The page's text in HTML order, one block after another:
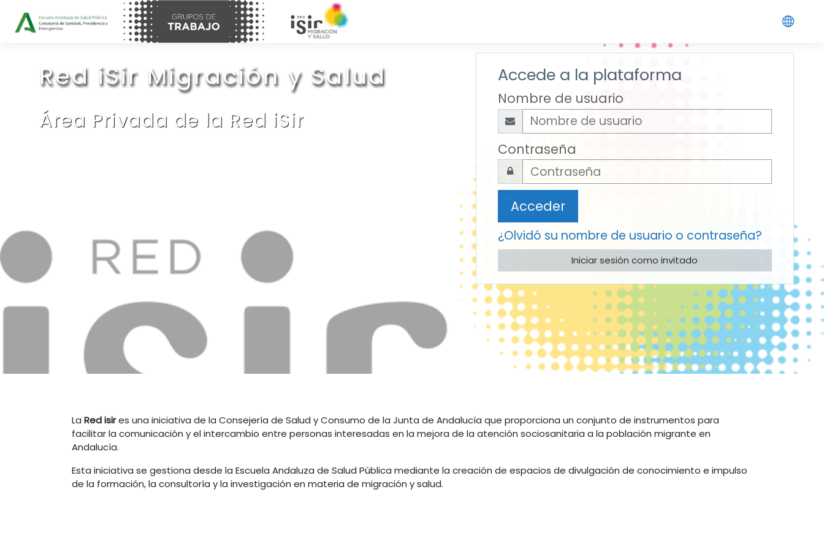
Salta al contenido principal
Red iSir Migración y Salud
Área Privada de la Red iSir
Accede a la plataforma
Nombre de usuario
Contraseña
Acceder
¿Olvidó su nombre de usuario o contraseña?
Iniciar sesión como invitado
La Red isires una iniciativa de la Consejería de Salud y Consumo de la Junta de Andalucía que proporciona un conjunto de instrumentos para
facilitar la comunicación y el intercambio entre personas interesadas en la mejora de la atención sociosanitaria a la población migrante en
Andalucía.
Esta iniciativa se gestiona desde la Escuela Andaluza de Salud Pública mediante la creación de espacios de divulgación de conocimiento e impulso
de la formación, la consultoría y la investigación en materia de migración y salud.